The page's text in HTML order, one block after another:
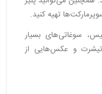
تهیه کنید.
سوغاتی‌های بسیار
تیشرت و عکس‌هایی از